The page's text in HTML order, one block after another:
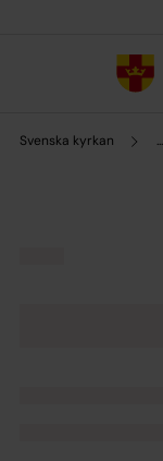
Svenska kyrkan ...